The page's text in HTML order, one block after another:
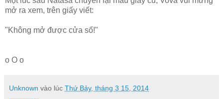
mở ra xem, trên giấy viết:
"Không mở được cửa sổ!"
o O o
Unknown vào lúc Thứ Bảy, tháng 3 15, 2014